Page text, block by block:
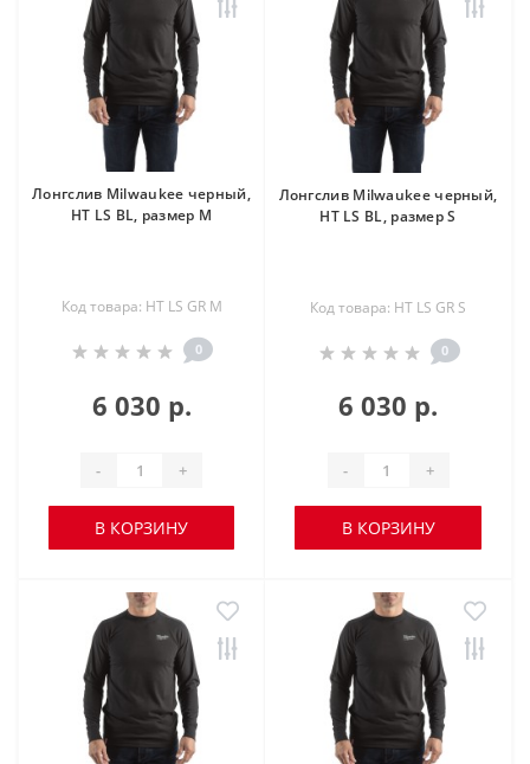
Лонгслив Milwaukee черный,
HT LS BL, размер M
Код товара: HT LS GR M
0
6 030 р.
- +
В КОРЗИНУ
Лонгслив Milwaukee черный,
HT LS BL, размер S
Код товара: HT LS GR S
0
6 030 р.
- +
В КОРЗИНУ